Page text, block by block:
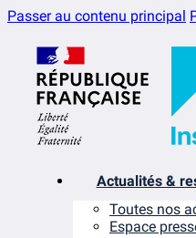
Passer au contenu principal
Actualités &
Toutes nos
Espace